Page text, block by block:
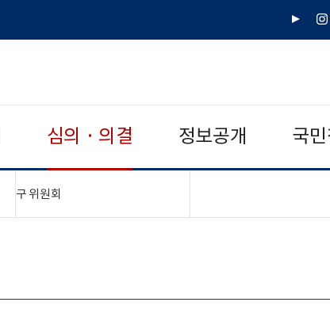
유
인
심의 · 의결 정보공개 국
구 위원회